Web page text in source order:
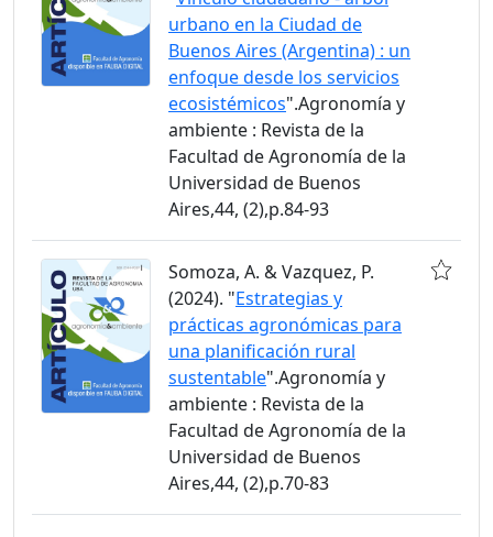
urbano en la Ciudad de
Buenos Aires (Argentina) : un
enfoque desde los servicios
ecosistémicos".Agronomía y
ambiente : Revista de la
Facultad de Agronomía de la
Universidad de Buenos
Aires,44, (2),p.84-93
Somoza, A. & Vazquez, P.
(2024). "Estrategias y
prácticas agronómicas para
una planificación rural
sustentable".Agronomía y
ambiente : Revista de la
Facultad de Agronomía de la
Universidad de Buenos
Aires,44, (2),p.70-83